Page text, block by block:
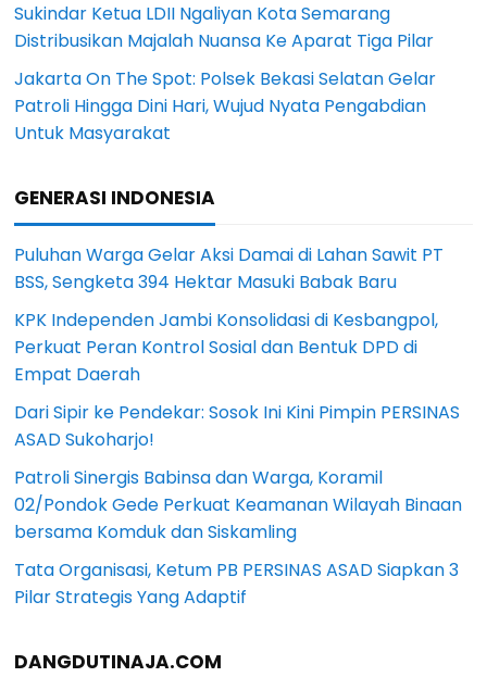
Sukindar Ketua LDII Ngaliyan Kota Semarang
Distribusikan Majalah Nuansa Ke Aparat Tiga Pilar
Jakarta On The Spot: Polsek Bekasi Selatan Gelar
Patroli Hingga Dini Hari, Wujud Nyata Pengabdian
Untuk Masyarakat
GENERASI INDONESIA
Puluhan Warga Gelar Aksi Damai di Lahan Sawit PT
BSS, Sengketa 394 Hektar Masuki Babak Baru
KPK Independen Jambi Konsolidasi di Kesbangpol,
Perkuat Peran Kontrol Sosial dan Bentuk DPD di
Empat Daerah
Dari Sipir ke Pendekar: Sosok Ini Kini Pimpin PERSINAS
ASAD Sukoharjo!
Patroli Sinergis Babinsa dan Warga, Koramil
02/Pondok Gede Perkuat Keamanan Wilayah Binaan
bersama Komduk dan Siskamling
Tata Organisasi, Ketum PB PERSINAS ASAD Siapkan 3
Pilar Strategis Yang Adaptif
DANGDUTINAJA.COM